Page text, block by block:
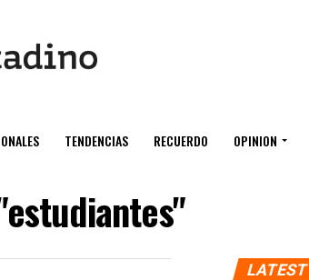
TENDENCIAS RECUERDO OPINION
LATEST